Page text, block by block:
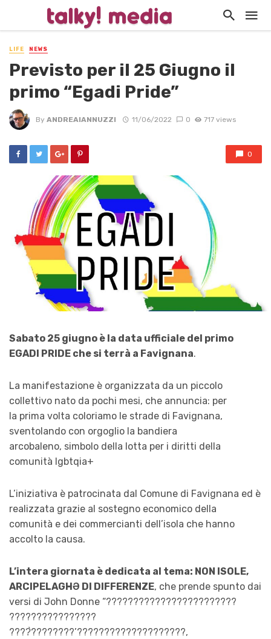
LIFE NEWS
Previsto per il 25 Giugno il
primo “Egadi Pride”
By ANDREAIANNUZZI 11/06/2022 0 717 views
0
Sabato 25 giugno è la data ufficiale del primo
EGADI PRIDE che si terrà a Favignana.
La manifestazione è organizzata da un piccolo
collettivo nato da pochi mesi, che annuncia: per
la prima volta coloriamo le strade di Favignana,
sventolando con orgoglio la bandiera
arcobaleno, simbolo della lotta per i diritti della
comunità lgbtqia+
L’iniziativa è patrocinata dal Comune di Favignana ed è
realizzata grazie al sostegno economico della
comunità e dei commercianti dell’isola che hanno
accolto la causa.
L’intera giornata è dedicata al tema: NON ISOLE,
ARCIPELAGHƏ DI DIFFERENZE, che prende spunto dai
versi di John Donne “????????????????????????
????????????????
????̀????????’????????????????????,